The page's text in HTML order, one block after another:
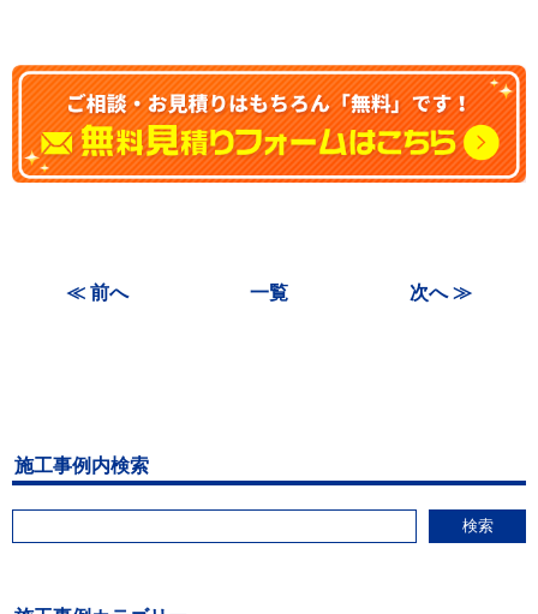
≪ 前へ 一覧 次へ ≫
施工事例内検索
検索